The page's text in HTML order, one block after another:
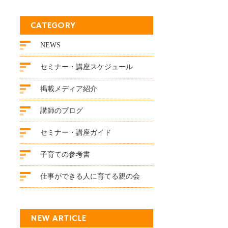
CATEGORY
NEWS
セミナー・講座スケジュール
掲載メディア紹介
講師のブログ
セミナー・講座ガイド
子育ての参考書
仕事ができる人に育てる親の会
NEW ARTICLE